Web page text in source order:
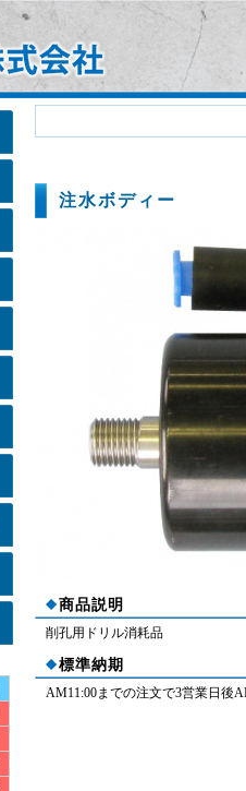
注水ボディー
商品説明
削孔用ドリル消耗品
標準納期
AM11:00までの注文で3営業日後